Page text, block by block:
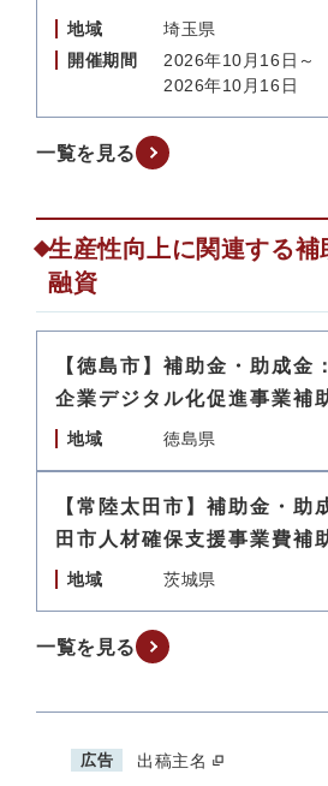
地域
埼玉県
開催期間
2026年10月16日～
2026年10月16日
一覧を見る
生産性向上に関連する補
融資
【徳島市】補助金・助成金
企業デジタル化促進事業補
地域 徳島県
【常陸太田市】補助金・助
田市人材確保支援事業費補
地域 茨城県
一覧を見る
広告 出稿主名